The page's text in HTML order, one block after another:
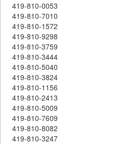
419-810-0053
419-810-7010
419-810-1572
419-810-9298
419-810-3759
419-810-3444
419-810-5040
419-810-3824
419-810-1156
419-810-2413
419-810-5009
419-810-7609
419-810-8082
419-810-3247